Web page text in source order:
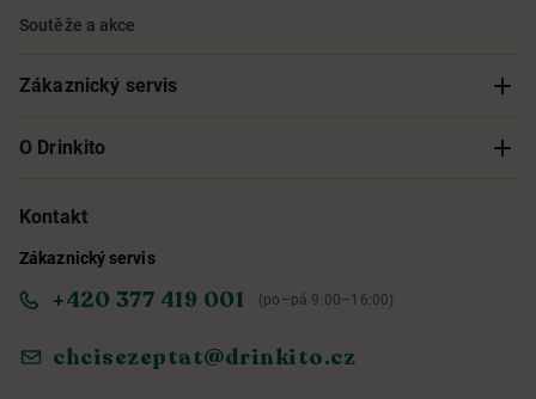
Soutěže a akce
Zákaznický servis
Sledování objednávky
Obchodní podmínky
Ochrana osobních údajů
Reklamace a vrácení
O Drinkito
O nás
Informace o přístupnosti služby
Kontakt
Zákaznický servis
+420 377 419 001 (po–pá 9:00–16:00)
chcisezeptat@drinkito.cz